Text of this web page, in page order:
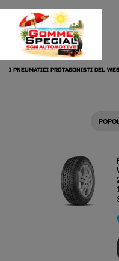
I PNEUMATICI PROTAGONISTI DEL WEB